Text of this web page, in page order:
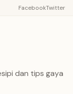
FacebookTwitter
dan tips gaya